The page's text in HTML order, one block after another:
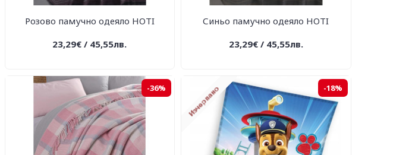
Розово памучно одеяло HOTI
23,29€ / 45,55лв.
Синьо памучно одеяло HOTI
23,29€ / 45,55лв.
-36% -18%